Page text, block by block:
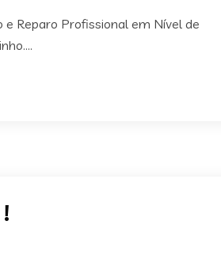
Reparo Profissional em Nível de